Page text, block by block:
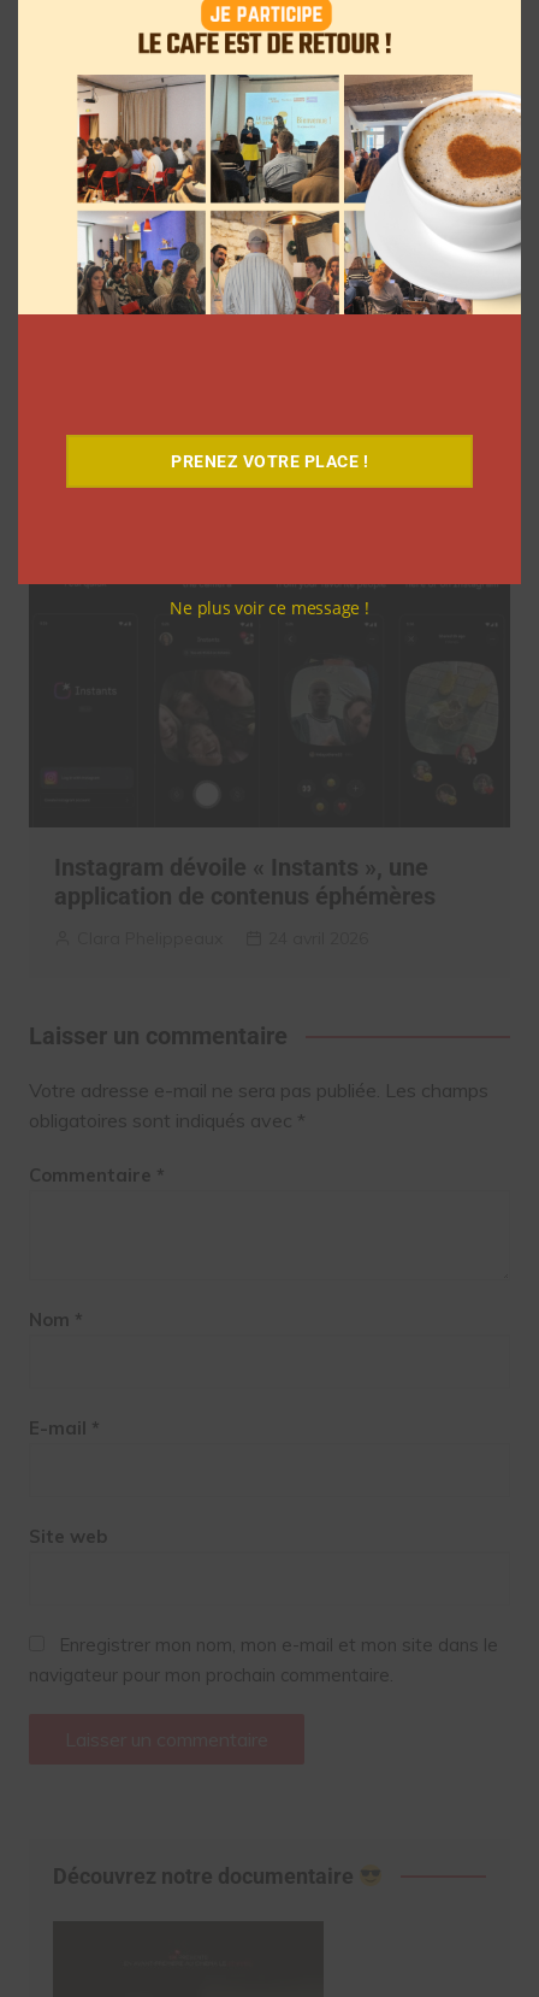
La rédaction 10 juin 2026
sociaux en juin 2026
Clara Phelippeaux 10 juin 2026
Instagram dévoile « Instants », une
application de contenus éphémères
Laisser un commentaire
Votre adresse e-mail ne sera pas publiée. Les champs
obligatoires sont indiqués avec *
Commentaire *
Nom *
E-mail *
Site web
Enregistrer mon nom, mon e-mail et mon site dans le
navigateur pour mon prochain commentaire.
Découvrez notre documentaire
PRENEZ VOTRE PLACE !
Ne plus voir ce message !